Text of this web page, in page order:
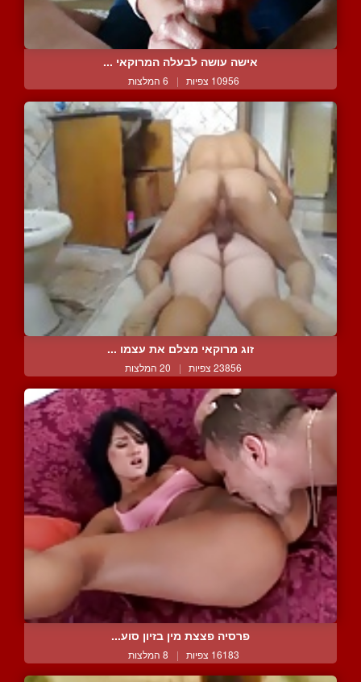
אישה עושה לבעלה המרוקאי ...
10956 צפיות | 6 המלצות
זוג מרוקאי מצלם את עצמו ...
23856 צפיות | 20 המלצות
פרסיה פצצת מין בזיון סוע...
16183 צפיות | 8 המלצות